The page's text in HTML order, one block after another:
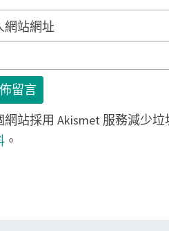
網站網址
網站採用 Akismet 服務減少
。